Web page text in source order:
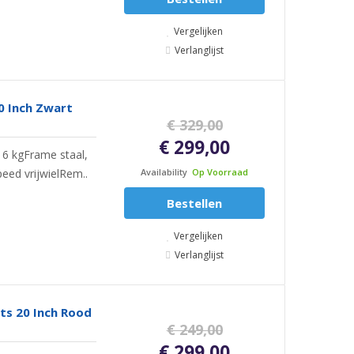
Vergelijken
Verlanglijst
Inch Zwart
kgFrame staal,
vrijwielRem..
€ 329,00
€ 299,00
Availability Op Voorraad
Bestellen
Vergelijken
Verlanglijst
20 Inch Rood
€ 249,00